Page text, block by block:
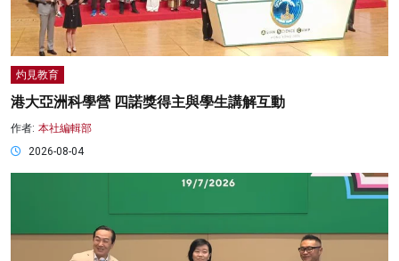
灼見教育
港大亞洲科學營 四諾獎得主與學生講解互動
作者: 本社編輯部
2026-08-04